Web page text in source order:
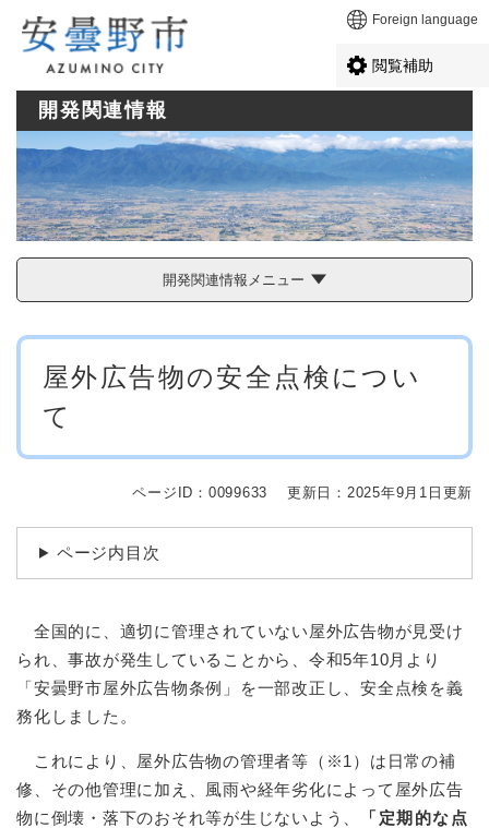
メニューを飛ばして本文へ Foreign language
閲覧補助
開発関連情報
開発関連情報メニュー
本
屋外広告物の安全点検につい
て
ページID：0099633 更新日：2025年9月1日更新
ページ内目次
全国的に、適切に管理されていない屋外広告物が見受け
られ、事故が発生していることから、令和5年10月より
「安曇野市屋外広告物条例」を一部改正し、安全点検を義
務化しました。
これにより、屋外広告物の管理者等（※1）は日常の補
修、その他管理に加え、風雨や経年劣化によって屋外広告
物に倒壊・落下のおそれ等が生じないよう、
「定期的な点